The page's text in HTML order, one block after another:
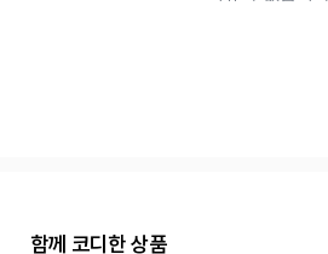
함께 코디한 상품